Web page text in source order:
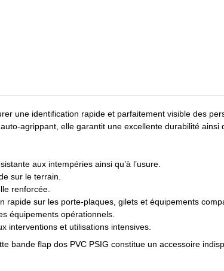
une identification rapide et parfaitement visible des
agrippant, elle garantit une excellente durabilité ainsi
aux intempéries ainsi qu’à l’usure.
sur le terrain.
renforcée.
rapide sur les porte-plaques, gilets et équipements
équipements opérationnels.
interventions et utilisations intensives.
bande flap dos PVC PSIG constitue un accessoire